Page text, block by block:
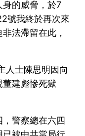
身的威脅，於7
號我終於再次來
法滯留在此，
人士陳思明因向
建彪慘死獄
警察總在六四